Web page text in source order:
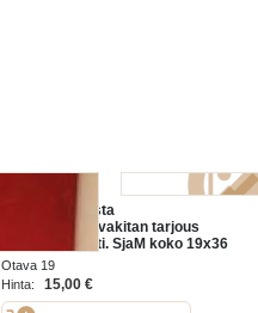
kaksoiskotkasta
punalippuun.IIIvakitan tarjous
helposti paketti. SjaM koko 19x36
x60 cm paino 35kg 5e
Otava 19
Hinta:
15,00 €